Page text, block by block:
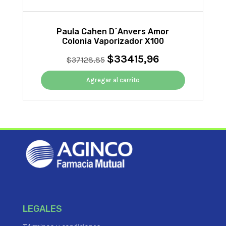
Paula Cahen D´Anvers Amor
Colonia Vaporizador X100
$37128,85 El
precio
original
era:
$37128,85.
$33415,96El
precio
es:
$33415,96.
Agregar al carrito
LEGALES